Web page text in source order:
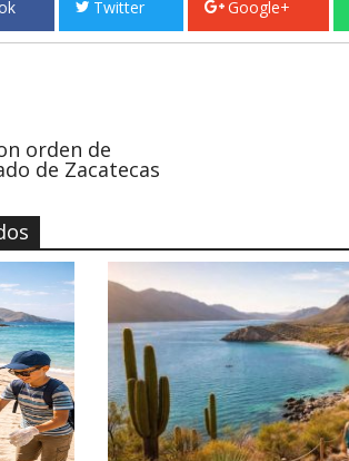
Twitter Google+
orden de
de Zacatecas